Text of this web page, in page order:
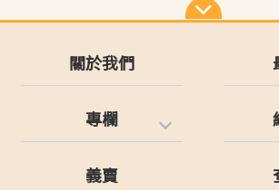
關於我們
專欄
義賣